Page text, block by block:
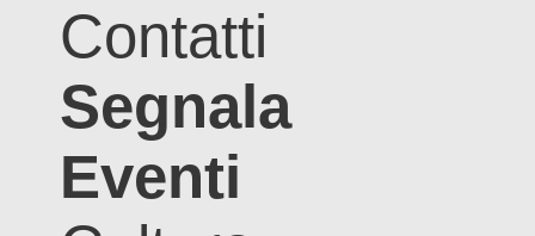
Contatti
Segnala
Eventi